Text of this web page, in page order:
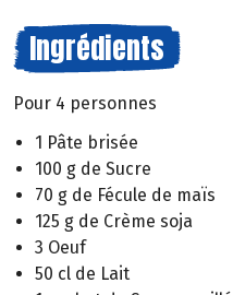
Ingrédients
Pour 4 personnes
1 Pâte brisée
100 g de Sucre
70 g de Fécule de maïs
125 g de Crème soja
3 Oeuf
50 cl de Lait